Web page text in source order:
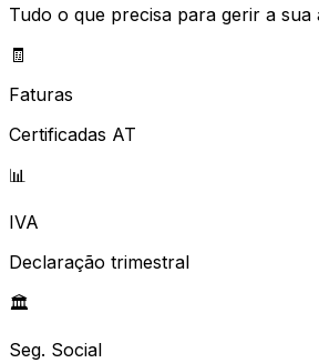
Tudo o que precisa para gerir a sua
🧾
Faturas
Certificadas AT
📊
IVA
Declaração trimestral
🏛️
Seg. Social